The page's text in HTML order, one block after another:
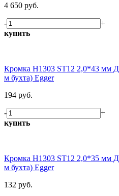
4 650 руб.
-
+
купить
Кромка H1303 ST12 2,0*43 мм
м бухта) Egger
194 руб.
-
+
купить
Кромка H1303 ST12 2,0*35 мм
м бухта) Egger
132 руб.